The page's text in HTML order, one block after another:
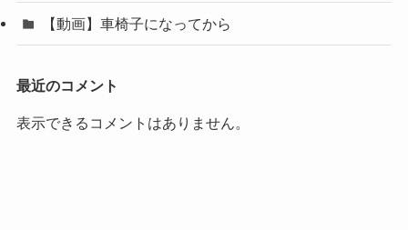
【動画】車椅子になってから
最近のコメント
表示できるコメントはありません。